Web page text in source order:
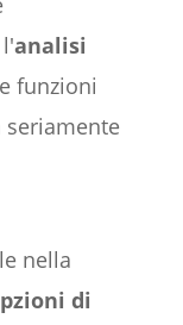
analisi
funzioni
nella
di